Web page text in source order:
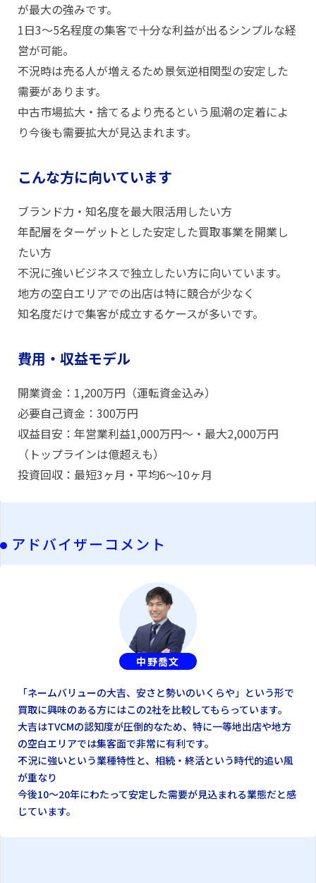
が最大の強みです。
1日3〜5名程度の集客で十分な利益が出るシンプルな経
営が可能。
不況時は売る人が増えるため景気逆相関型の安定した
需要があります。
中古市場拡大・捨てるより売るという風潮の定着によ
り今後も需要拡大が見込まれます。
こんな方に向いています
ブランド力・知名度を最大限活用したい方
年配層をターゲットとした安定した買取事業を開業し
たい方
不況に強いビジネスで独立したい方に向いています。
地方の空白エリアでの出店は特に競合が少なく
知名度だけで集客が成立するケースが多いです。
費用・収益モデル
開業資金：1,200万円（運転資金込み）
必要自己資金：300万円
収益目安：年営業利益1,000万円〜・最大2,000万円
（トップラインは億超えも）
投資回収：最短3ヶ月・平均6〜10ヶ月
アドバイザーコメント
中野喬文
「ネームバリューの大吉、安さと勢いのいくらや」という形で
買取に興味のある方にはこの2社を比較してもらっています。
大吉はTVCMの認知度が圧倒的なため、特に一等地出店や地方
の空白エリアでは集客面で非常に有利です。
不況に強いという業種特性と、相続・終活という時代的追い風
が重なり
今後10〜20年にわたって安定した需要が見込まれる業態だと感
じています。